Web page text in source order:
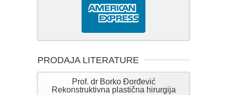
PRODAJA LITERATURE
Prof. dr Borko Đorđević
Rekonstruktivna plastična hirurgija